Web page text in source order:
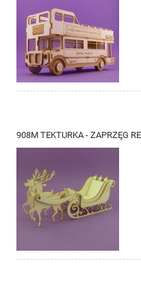
908M TEKTURKA - ZAPRZĘG